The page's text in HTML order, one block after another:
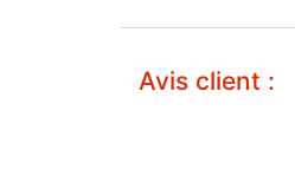
Avis client :